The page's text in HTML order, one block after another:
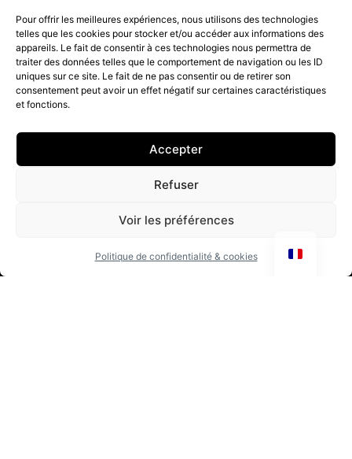
Pour offrir les meilleures expériences, nous utilisons des technologies
telles que les cookies pour stocker et/ou accéder aux informations des
appareils. Le fait de consentir à ces technologies nous permettra de
traiter des données telles que le comportement de navigation ou les ID
uniques sur ce site. Le fait de ne pas consentir ou de retirer son
consentement peut avoir un effet négatif sur certaines caractéristiques
et fonctions.
Accepter
Refuser
Voir les préférences
Politique de confidentialité & cookies
L'univers Otha
Otha creative studio
Galerie de designs
Contactez-nous
Conditions générales de vente
Modalités de retour